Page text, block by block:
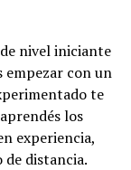
nivel iniciante
empezar con un
te
los
experiencia,
de distancia.